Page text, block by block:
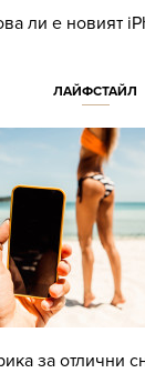
ли е новият
ЛАЙФСТАЙЛ
за отлични